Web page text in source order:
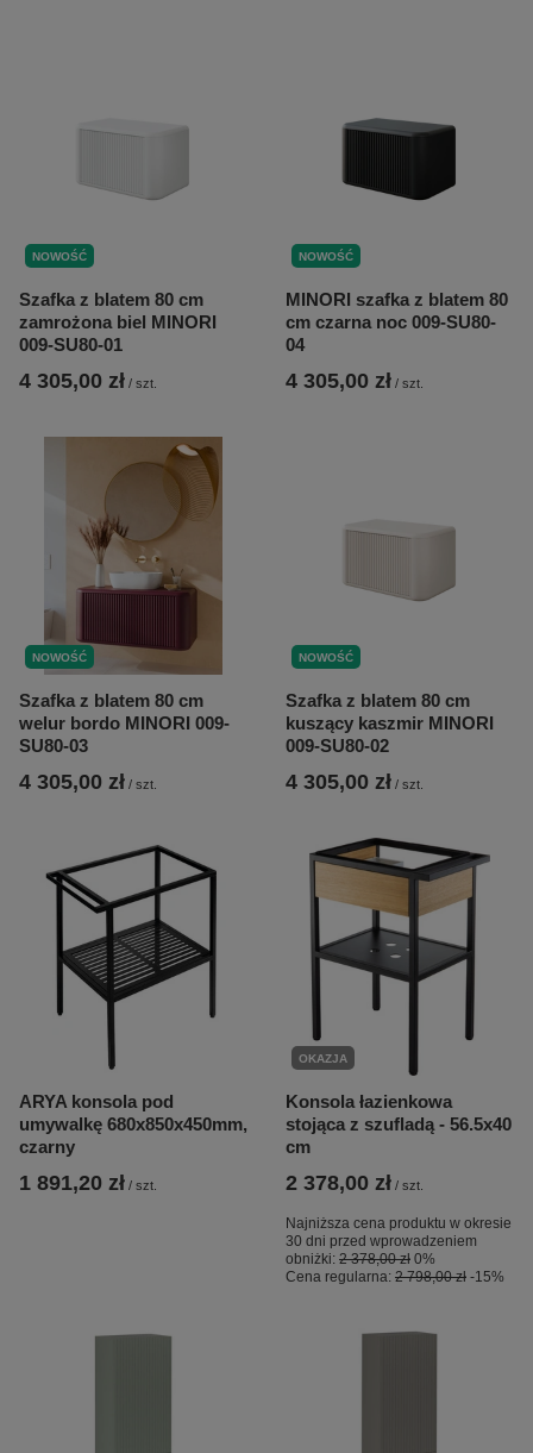
NOWOŚĆ
Szafka z blatem 80 cm
zamrożona biel MINORI
009-SU80-01
4 305,00 zł / szt.
NOWOŚĆ
MINORI szafka z blatem 80
cm czarna noc 009-SU80-
04
4 305,00 zł / szt.
NOWOŚĆ
Szafka z blatem 80 cm
welur bordo MINORI 009-
SU80-03
4 305,00 zł / szt.
NOWOŚĆ
Szafka z blatem 80 cm
kuszący kaszmir MINORI
009-SU80-02
4 305,00 zł / szt.
ARYA konsola pod
umywalkę 680x850x450mm,
czarny
1 891,20 zł / szt.
OKAZJA
Konsola łazienkowa
stojąca z szufladą - 56.5x40
cm
2 378,00 zł / szt.
Najniższa cena produktu w okresie
30 dni przed wprowadzeniem
obniżki: 2 378,00 zł 0%
Cena regularna: 2 798,00 zł -15%